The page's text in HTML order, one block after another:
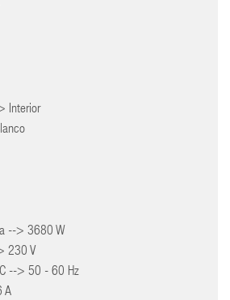
Interior
--> 3680 W
230 V
--> 50 - 60 Hz
A